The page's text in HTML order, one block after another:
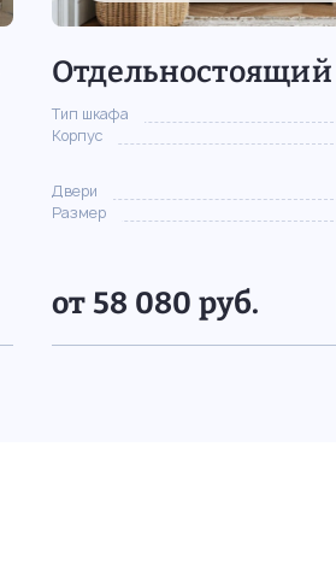
Тип шкафа
Корпус
Двери
Размер
от 58 080 руб.